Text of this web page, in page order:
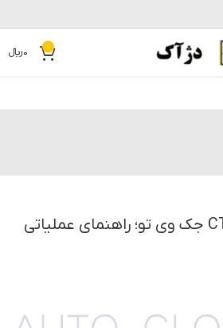
0
0﷼